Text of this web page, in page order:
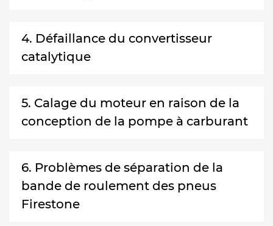
4. Défaillance du convertisseur
catalytique
5. Calage du moteur en raison de la
conception de la pompe à carburant
6. Problèmes de séparation de la
bande de roulement des pneus
Firestone